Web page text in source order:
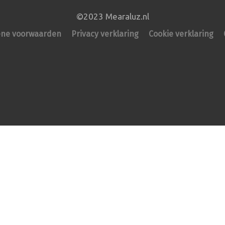
©2023 Mearaluz.nl
voorwaarden
Privacy verklaring Cookie verklaring